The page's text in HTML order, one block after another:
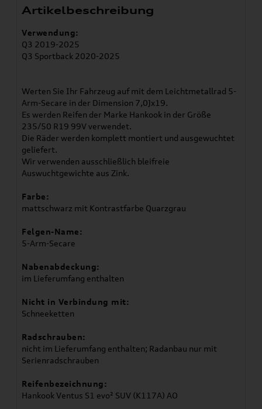
Artikelbeschreibung
Verwendung:
Q3 2019-2025
Q3 Sportback 2020-2025
Werten Sie Ihr Fahrzeug auf mit dem Leichtmetallrad 5-
Arm-Secare in der Dimension 7,0Jx19.
Es werden Reifen der Marke Hankook in der Größe
235/50 R19 99V verwendet.
Die Räder werden komplett montiert und ausgewuchtet
geliefert.
Wir verwenden ausschließlich bleifreie
Auswuchtgewichte aus Zink.
Farbe:
mattschwarz mit Kontrastfarbe Quarzgrau
Felgen-Name:
5-Arm-Secare
Nabenabdeckung:
im Lieferumfang enthalten
Nicht in Verbindung mit:
Schneeketten
Radschrauben:
nicht im Lieferumfang enthalten; Radanbau nur mit
Serienradschrauben
Reifenbezeichnung:
Hankook Ventus S1 evo² SUV (K117A) AO